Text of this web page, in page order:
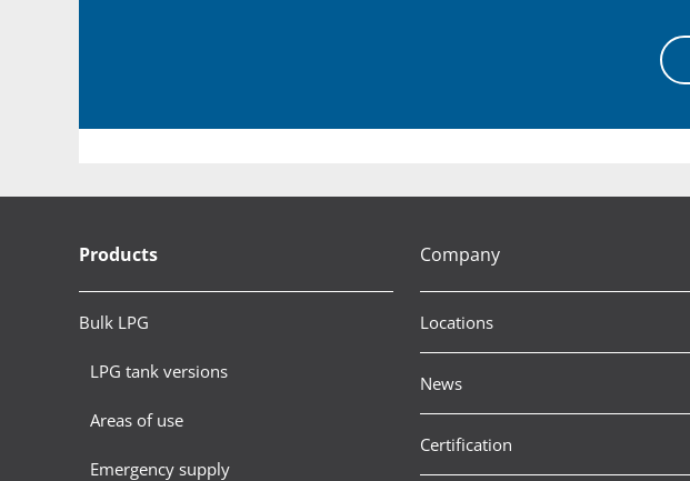
Products
Bulk LPG
LPG tank versions
Areas of use
Emergency supply
Company
Locations
News
Certification